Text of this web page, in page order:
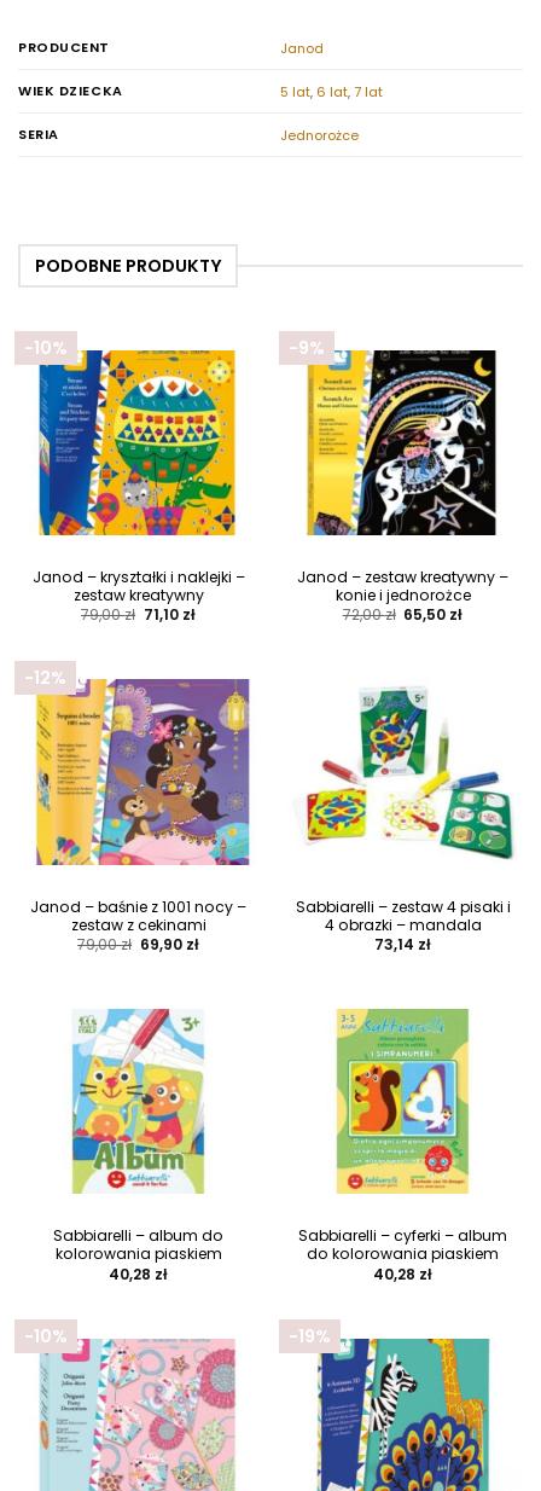
PRODUCENT Janod
WIEK DZIECKA 5 lat, 6 lat,7 lat
SERIA Jednorożce
-10%
Janod – kryształki i naklejki –
zestaw kreatywny
79,00zł Pierwotna
cena
71,10 złAktualna
-9%
Janod – zestaw kreatywny –
konie i jednorożce
72,00zł Pierwotna
cena
65,50 złAktualna
-12%
Janod – baśnie z 1001 nocy –
zestaw z cekinami
79,00zł Pierwotna
cena
69,90 złAktualna
Sabbiarelli – zestaw 4 pisaki i
4 obrazki – mandala
73,14 zł
Sabbiarelli – album do
kolorowania piaskiem
40,28 zł
Sabbiarelli – cyferki – album
do kolorowania piaskiem
40,28 zł
-10% -19%
PODOBNE PRODUKTY